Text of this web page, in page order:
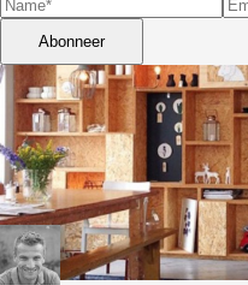
Abonneer
kan de
worden
om
te